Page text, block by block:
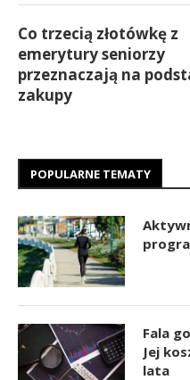
Co trzecią złotówkę z
emerytury seniorzy
przeznaczają na
zakupy
POPULARNE TEMATY
Fala
Jej
lata